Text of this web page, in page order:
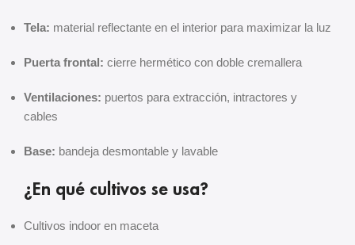
Tela: material reflectante en el interior para maximizar la luz
Puerta frontal: cierre hermético con doble cremallera
Ventilaciones: puertos para extracción, intractores y
cables
Base: bandeja desmontable y lavable
¿En qué cultivos se usa?
Cultivos indoor en maceta